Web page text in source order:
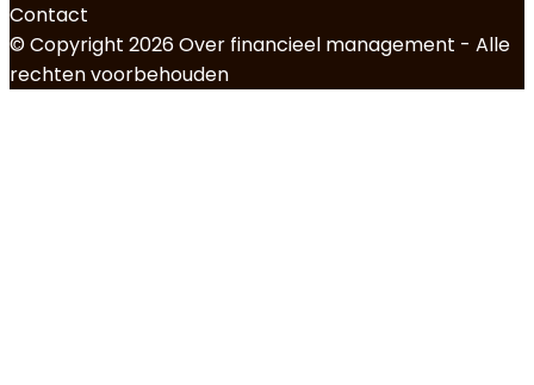
Contact
© Copyright 2026 Over financieel management - Alle
rechten voorbehouden